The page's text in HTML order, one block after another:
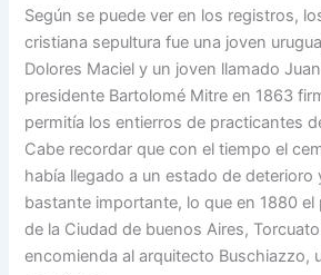
Según se puede ver en los registros,
cristiana sepultura fue una joven
Dolores Maciel y un joven llamado
presidente Bartolomé Mitre en 1863
permitía los entierros de practicantes
Cabe recordar que con el tiempo el
había llegado a un estado de deterioro
bastante importante, lo que en 1880
de la Ciudad de buenos Aires,
encomienda al arquitecto Buschiazzo,